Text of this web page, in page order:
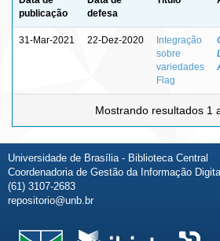
publicação
defesa
31-Mar-2021 22-Dez-2020
Integração
sobre
variedades
Flag
Mostrando resultados 1
Universidade de Brasília - Biblioteca Central
Coordenadoria de Gestão da Informação
(61) 3107-2683
repositorio@unb.br